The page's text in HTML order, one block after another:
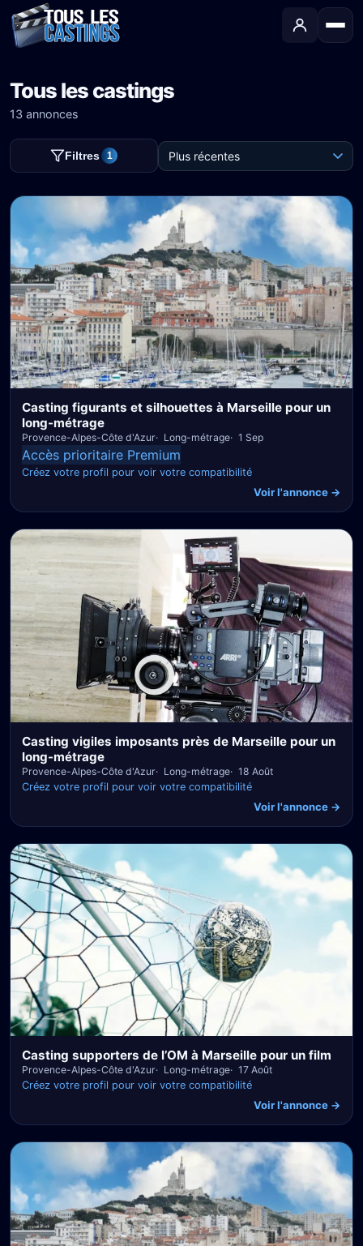
Tous les castings
13 annonces
Filtres 1
Casting figurants et silhouettes à Marseille pour un
long-métrage
Provence-Alpes-Côte d'Azur Long-métrage 1 Sep
Accès prioritaire Premium
Créez votre profil pour voir votre compatibilité
Voir l'annonce →
Casting vigiles imposants près de Marseille pour un
long-métrage
Provence-Alpes-Côte d'Azur Long-métrage
18 Août
Créez votre profil pour voir votre compatibilité
Voir l'annonce →
Casting supporters de l’OM à Marseille pour un film
Provence-Alpes-Côte d'Azur Long-métrage
17 Août
Créez votre profil pour voir votre compatibilité
Voir l'annonce →